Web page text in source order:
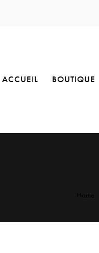
ACCUEIL BOUTIQUE